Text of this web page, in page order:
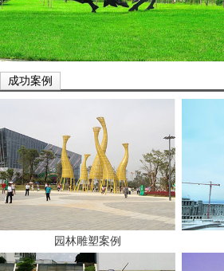
成功案例
园林雕塑案例